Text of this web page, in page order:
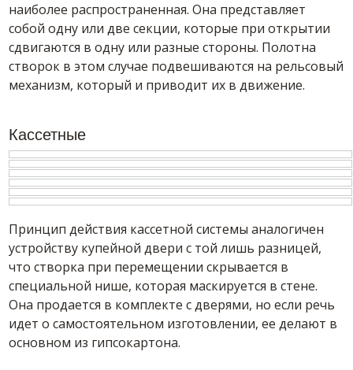
наиболее распространенная. Она представляет
собой одну или две секции, которые при открытии
сдвигаются в одну или разные стороны. Полотна
створок в этом случае подвешиваются на рельсовый
механизм, который и приводит их в движение.
Кассетные
Принцип действия кассетной системы аналогичен
устройству купейной двери с той лишь разницей,
что створка при перемещении скрывается в
специальной нише, которая маскируется в стене.
Она продается в комплекте с дверями, но если речь
идет о самостоятельном изготовлении, ее делают в
основном из гипсокартона.